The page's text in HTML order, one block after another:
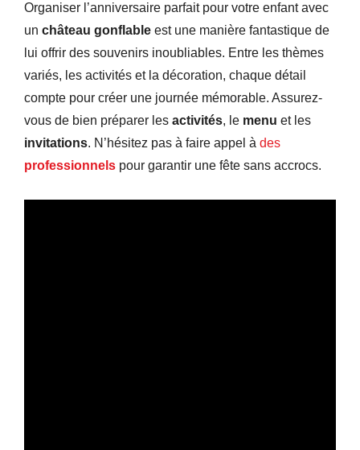
Organiser l’anniversaire parfait pour votre enfant avec
un château gonflable est une manière fantastique de
lui offrir des souvenirs inoubliables. Entre les thèmes
variés, les activités et la décoration, chaque détail
compte pour créer une journée mémorable. Assurez-
vous de bien préparer les activités, le menu et les
invitations. N’hésitez pas à faire appel à des
professionnels pour garantir une fête sans accrocs.